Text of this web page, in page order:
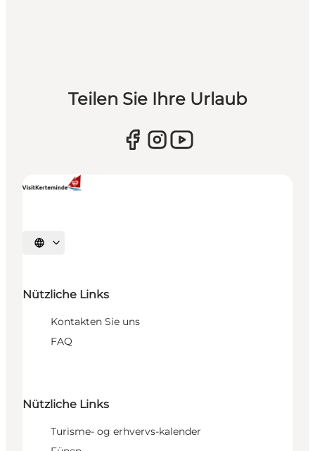
Teilen Sie Ihre Urlaub
Sprache auswählen
Nützliche Links
Kontakten Sie uns
FAQ
Nützliche Links
Turisme- og erhvervs-kalender